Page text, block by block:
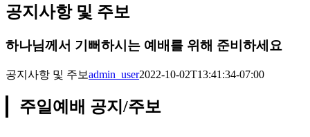
공지사항 및 주보
하나님께서 기뻐하시는 예배를 위해 준비하세요
공지사항 및 주보admin_user2022-10-02T13:41:34-07:00
주일예배 공지/주보